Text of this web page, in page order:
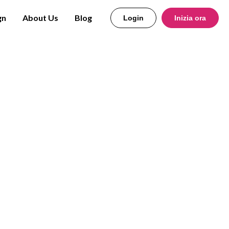
About Us Blog Login Inizia ora